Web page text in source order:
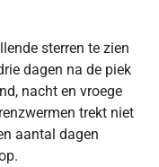
sterren te zien
dagen na de piek
nacht en vroege
trekt niet
aantal dagen